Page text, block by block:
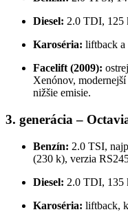
Diesel: 2.0 TDI, 125
Karoséria: liftback a
Facelift (2009):
Xenónov,
nižšie emisie.
3. generácia –
Benzín: 2.0 TSI,
(230 k), verzia
Diesel: 2.0 TDI, 135
Karoséria: liftback,